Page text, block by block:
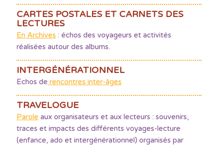
CARTES POSTALES ET CARNETS DES
LECTURES
En Archives : échos des voyageurs et activités
réalisées autour des albums.
INTERGÉNÉRATIONNEL
Echos de rencontres inter-âges
TRAVELOGUE
Parole aux organisateurs et aux lecteurs : souvenirs,
traces et impacts des différents voyages-lecture
(enfance, ado et intergénérationnel) organisés par